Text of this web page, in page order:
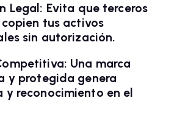
Legal: Evita que terceros
tus activos
sin autorización.
Una marca
y protegida genera
y reconocimiento en el